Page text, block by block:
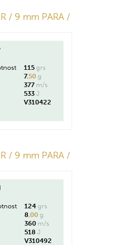
/ 9 mm PARA /
115 grs
7,50 g
377 m/s
533 J
V310422
/ 9 mm PARA /
124 grs
8,00 g
360 m/s
518 J
V310492